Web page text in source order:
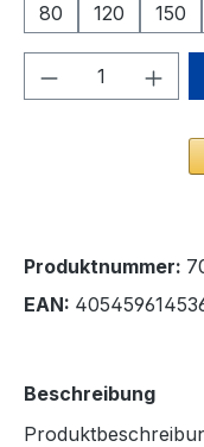
80
120 150
Produkt
Produktnummer:
EAN:
Beschreibung